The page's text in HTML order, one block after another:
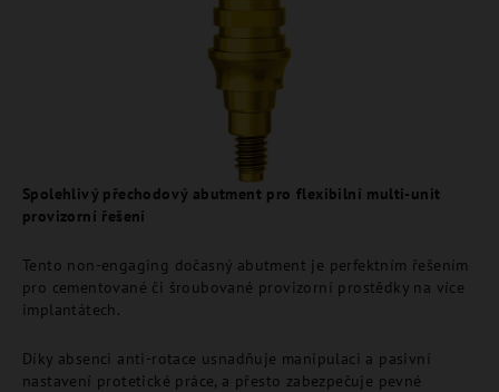
Spolehlivý přechodový abutment pro flexibilní multi-unit
provizorní řešení
Tento non-engaging dočasný abutment je perfektním řešením
pro cementované či šroubované provizorní prostědky na více
implantátech.
Díky absenci anti-rotace usnadňuje manipulaci a pasivní
nastavení protetické práce, a přesto zabezpečuje pevné